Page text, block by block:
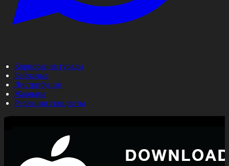
Корпорация туралы
Байланыс
Дистрибуция
Жарнама
Редакция стандарты